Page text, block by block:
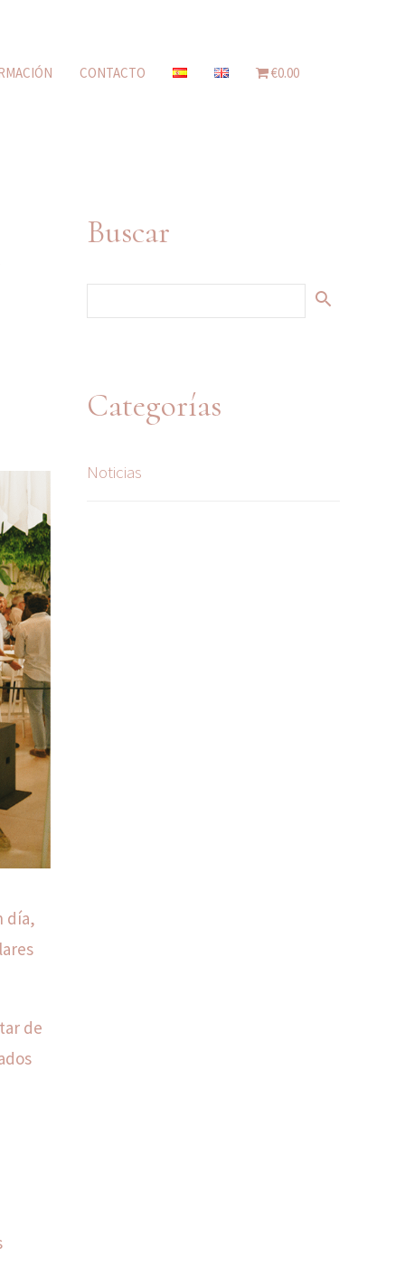
CONTACTO €0.00
día,
de
Buscar
Categorías
Noticias